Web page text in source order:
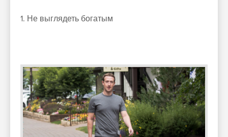
1. Не выглядеть богатым